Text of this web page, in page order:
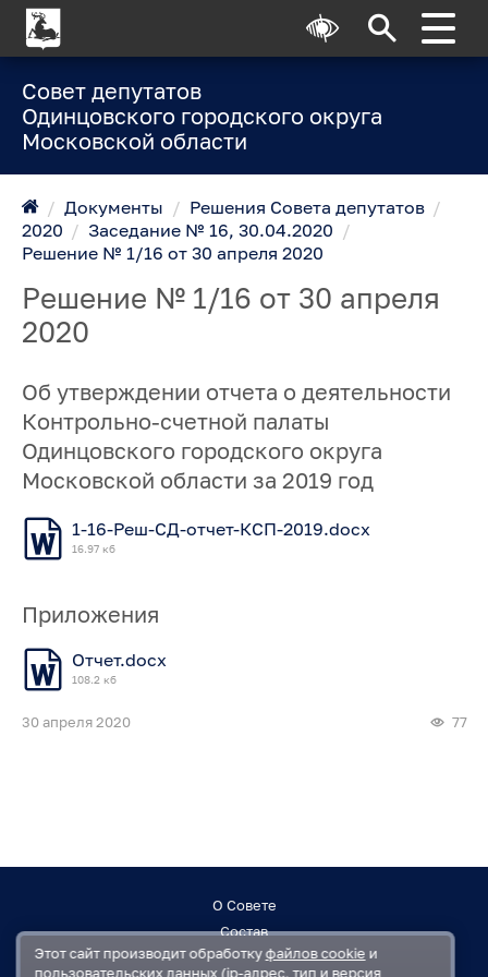
Совет депутатов
Одинцовского городского округа
Московской области
/ Документы / Решения Совета депутатов /
2020
/ Заседание № 16, 30.04.2020
/
Решение № 1/16 от 30 апреля 2020
Решение № 1/16 от 30 апреля
2020
Об утверждении отчета о деятельности
Контрольно-счетной палаты
Одинцовского городского округа
Московской области за 2019 год
1-16-Реш-СД-отчет-КСП-2019.docx
16.97 кб
Приложения
Отчет.docx
108.2 кб
30 апреля 2020 77
О Совете
Состав
Заседания
Этот сайт производит обработкуфайлов cookie и
пользовательских данных (ip-адрес, тип и версия